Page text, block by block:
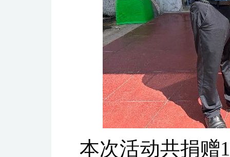
本次活动共捐赠